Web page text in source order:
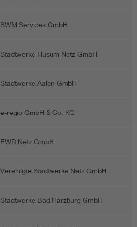
SWM Services GmbH
Stadtwerke Husum Netz GmbH
Stadtwerke Aalen GmbH
e-regio GmbH & Co. KG
EWR Netz GmbH
Vereinigte Stadtwerke Netz GmbH
Stadtwerke Bad Harzburg GmbH